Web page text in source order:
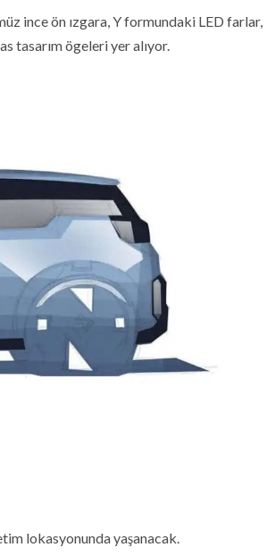
ince ön ızgara, Y formundaki LED farlar,
tasarım ögeleri yer alıyor.
lokasyonunda yaşanacak.